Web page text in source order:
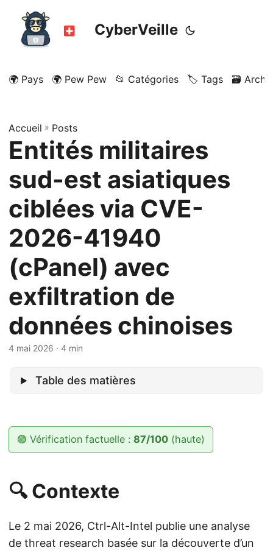
CyberVeille
🌍 Pays 🌍 Pew Pew 📂 Catégories 🏷️ Tags 🗃️
Accueil » Posts
Entités militaires
sud-est asiatiques
ciblées via CVE-
2026-41940
(cPanel) avec
exfiltration de
données chinoises
4 mai 2026 · 4 min
Table des matières
🟢 Vérification factuelle : 87/100(haute)
🔍 Contexte
Le 2 mai 2026, Ctrl-Alt-Intel publie une analyse
de threat research basée sur la découverte d’un